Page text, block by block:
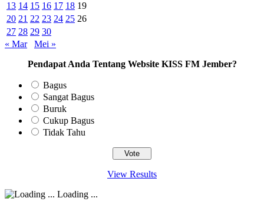
13 14 15 16 17 18 19
20 21 22 23 24 25 26
27 28 29 30
« Mar
Mei »
Pendapat Anda Tentang Website KISS FM Jember?
Bagus
Sangat Bagus
Buruk
Cukup Bagus
Tidak Tahu
View Results
Loading ...